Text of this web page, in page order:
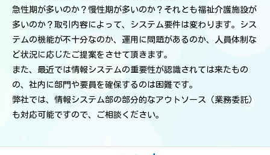
急性期が多いのか？慢性期が多いのか？それとも福祉介護施設が
多いのか？取引内容によって、システム要件は変わります。シス
テムの機能が不十分なのか、運用に問題があるのか、人員体制な
ど状況に応じたご提案をさせて頂きます。
また、最近では情報システムの重要性が認識されては来たもの
の、社内に部門や要員を確保するのは困難です。
弊社では、情報システム部の部分的なアウトソース（業務委託）
も対応可能ですので、ご相談ください。